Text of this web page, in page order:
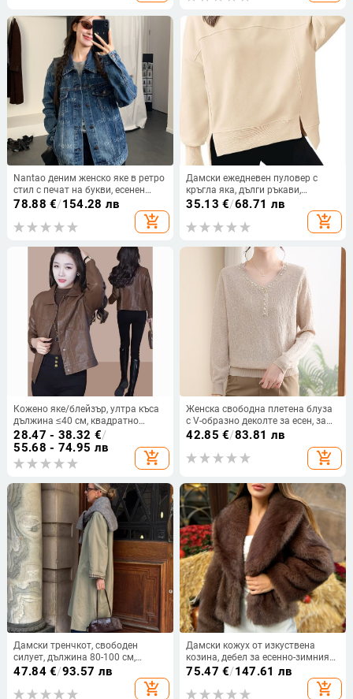
Nantao деним женско яке в ретро
стил с печат на букви, есенен
корейски casual дизайн
78.88 €/154.28 лв
add_shopping_cart
Дамски ежедневен пуловер с
кръгла яка, дълги ръкави,
странична цепка, плътен памук-
полиестер бленд, дизайн колаж/
сглобяване, есен 2024.
35.13 €/68.71 лв
add_shopping_cart
Кожено яке/блейзър, ултра къса
дължина ≤40 см, квадратно
деколте, изкуствена кожа със
спандекс, едноредово
закопчаване с две копчета
28.47 - 38.32 €/
55.68 - 74.95 лв
add_shopping_cart
Женска свободна плетена блуза
с V-образно деколте за есен, за
жени на средна възраст
42.85 €/83.81 лв
add_shopping_cart
Дамски тренчкот, свободен
силует, дължина 80-100 см,
полиестер-еластанов плат, яка
47.84€/93.57 лв
add_shopping_cart
Дамски кожух от изкуствена
козина, дебел за есенно-зимния
сезон, пухкав и топъл
75.47 €/147.61 лв
add_shopping_cart